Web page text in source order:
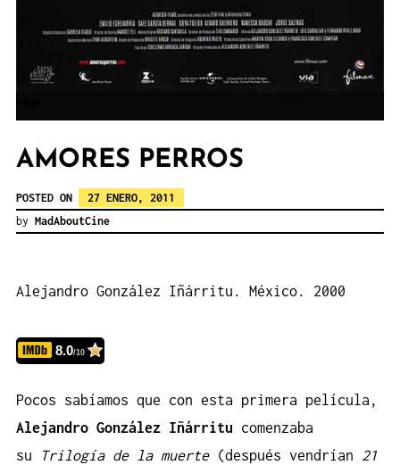
AMORES PERROS
POSTED ON
27 ENERO, 2011
by MadAboutCine
Alejandro González Iñárritu. México. 2000
8.0/10
Pocos sabíamos que con esta primera película,
Alejandro González Iñárritu comenzaba
su
Trilogía de la muerte (después vendrían
21